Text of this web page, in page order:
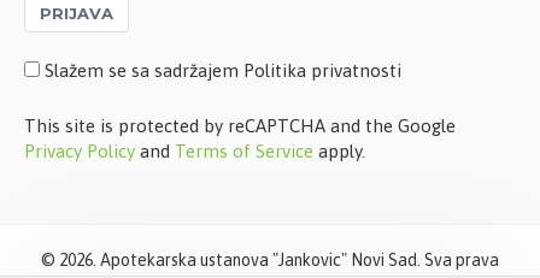
PRIJAVA
Slažem se sa sadržajem Politika privatnosti
This site is protected by reCAPTCHA and the Google
Privacy Policy and Terms of Service apply.
© 2026. Apotekarska ustanova "Jankovic" Novi Sad. Sva prava